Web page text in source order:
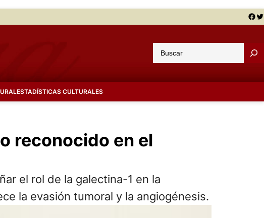
Facebook Twitter
u
a
ESTADÍSTICAS CULTURALES
reconocido en el
el rol de la galectina-1 en la
la evasión tumoral y la angiogénesis.